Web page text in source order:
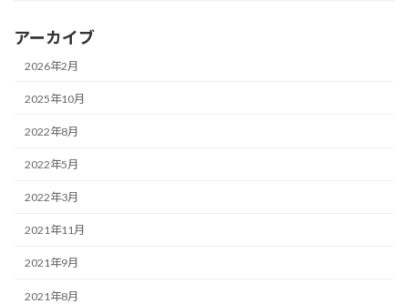
アーカイブ
2026年2月
2025年10月
2022年8月
2022年5月
2022年3月
2021年11月
2021年9月
2021年8月